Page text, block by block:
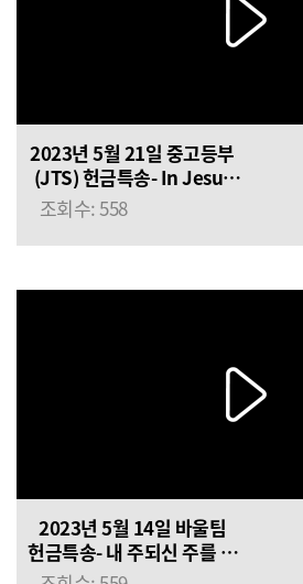
2023년 5월 21일 중고등부
(JTS) 헌금특송- In Jesus
name!
조회수: 558
2023년 5월 14일 바울팀
헌금특송- 내 주되신 주를 참
사랑하고